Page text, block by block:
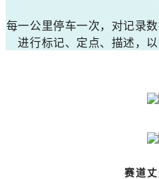
每一公里停车一次，对记录
进行标记、定点、描述，
赛道